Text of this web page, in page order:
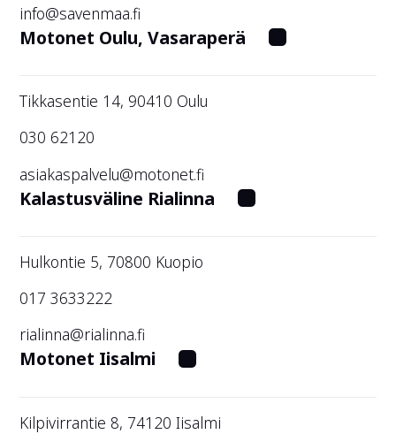
info@savenmaa.fi
Motonet Oulu, Vasaraperä
Tikkasentie 14, 90410 Oulu
030 62120
asiakaspalvelu@motonet.fi
Kalastusväline Rialinna
Hulkontie 5, 70800 Kuopio
017 3633222
rialinna@rialinna.fi
Motonet Iisalmi
Kilpivirrantie 8, 74120 Iisalmi